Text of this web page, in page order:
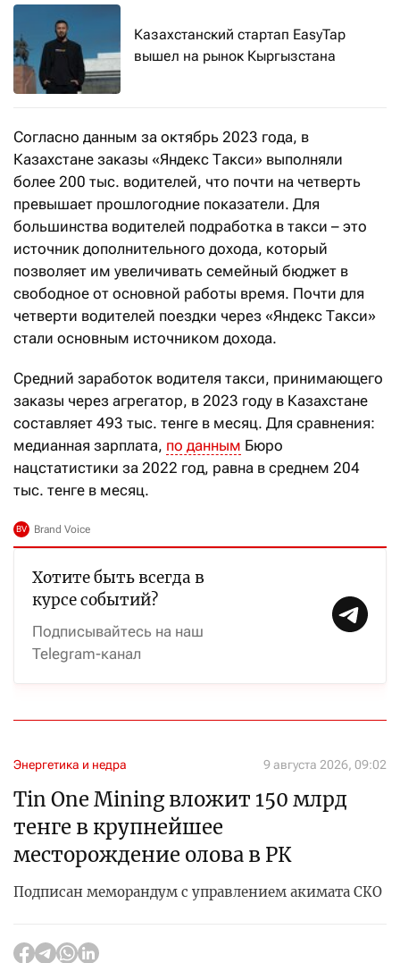
Казахстанский стартап EasyTap
вышел на рынок Кыргызстана
Согласно данным за октябрь 2023 года, в
Казахстане заказы «Яндекс Такси» выполняли
более 200 тыс. водителей, что почти на четверть
превышает прошлогодние показатели. Для
большинства водителей подработка в такси – это
источник дополнительного дохода, который
позволяет им увеличивать семейный бюджет в
свободное от основной работы время. Почти для
четверти водителей поездки через «Яндекс Такси»
стали основным источником дохода.
Средний заработок водителя такси, принимающего
заказы через агрегатор, в 2023 году в Казахстане
составляет 493 тыс. тенге в месяц. Для сравнения:
медианная зарплата, по данным Бюро
нацстатистики за 2022 год, равна в среднем 204
тыс. тенге в месяц.
Хотите быть всегда в
курсе событий?
Подписывайтесь на наш
Telegram-канал
Энергетика и недра 9 августа 2026, 09:02
Tin One Mining вложит 150 млрд
тенге в крупнейшее
месторождение олова в РК
Подписан меморандум с управлением акимата СКО